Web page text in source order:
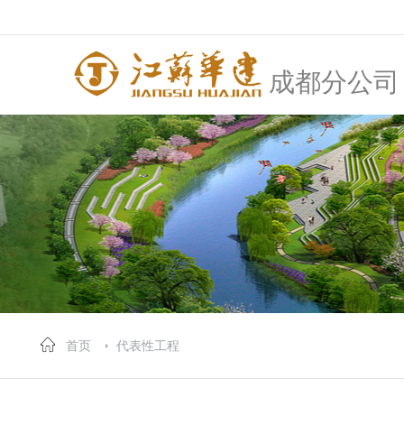
成都分公司
首页 代表性工程